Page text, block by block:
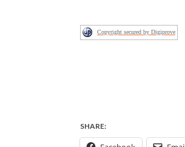
Copyright secured by Digiprove
SHARE: